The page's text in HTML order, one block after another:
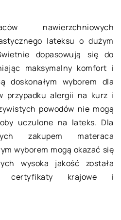
nawierzchniowych
lateksu o dużym
dopasowują się do
maksymalny komfort i
doskonałym wyborem dla
przypadku alergii na kurz i
powodów nie mogą
uczulone na lateks. Dla
zakupem materaca
wyborem mogą okazać się
wysoka jakość została
certyfikaty krajowe i